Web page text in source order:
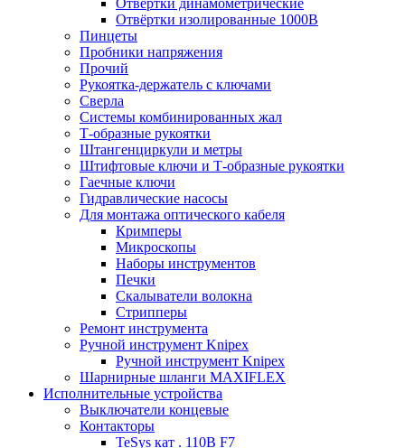
Отвёртки изолированные 1000В
Пинцеты
Пробники напряжения
Прочий
Рукоятка-держатель с ключами
Сверла
Системы комбинированных жал
Т-образные рукоятки
Штангенциркули и метры
Штифтовые ключи и Т-образные рукоятки
Гаечные ключи
Гидравлические насосы
Для монтажа оптического кабеля
Кримперы
Микроскопы
Наборы инструментов
Печки
Скалыватели волокна
Стрипперы
Ремонт инструмента
Ручной инструмент Knipex
Ручной инструмент Knipex
Шарнирные шланги MAXIFLEX
Исполнительные устройства
Выключатели концевые
Контакторы
TeSys кат . 110В F7